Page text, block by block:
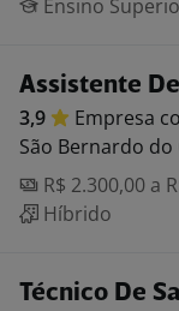
Ensino
Assistente
3,9 Empresa
São Bernardo do
R$ 2.300,00 a
Híbrido
Técnico De